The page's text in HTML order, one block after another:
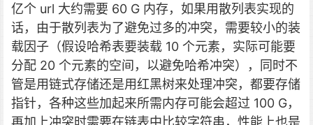
亿个 url 大约需要 60 G 内存，如果用散列表实现的
话，由于散列表为了避免过多的冲突，需要较小的装
载因子（假设哈希表要装载 10 个元素，实际可能要
分配 20 个元素的空间，以避免哈希冲突），同时不
管是用链式存储还是用红黑树来处理冲突，都要存储
指针，各种这些加起来所需内存可能会超过 100 G，
再加上冲突时需要在链表中比较字符串，性能上也是